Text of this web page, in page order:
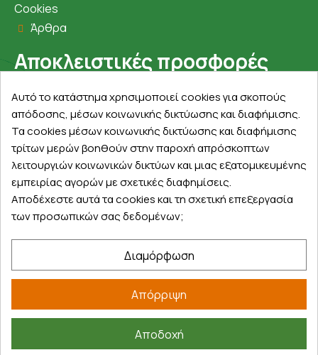
Cookies
Άρθρα
Αποκλειστικές προσφορές
Εγγραφείτε με το email σας για να ενημερώνεστε
πρώτοι για προσφορές, διαγωνισμούς, εκπτωτικούς
κωδικούς και μοναδικά δώρα!
Βρείτε μας στα social
©2026farmakeioexpress.gr
Αυτό το κατάστημα χρησιμοποιεί cookies για σκοπούς
απόδοσης, μέσων κοινωνικής δικτύωσης και διαφήμισης.
Τα cookies μέσων κοινωνικής δικτύωσης και διαφήμισης
τρίτων μερών βοηθούν στην παροχή απρόσκοπτων
λειτουργιών κοινωνικών δικτύων και μιας εξατομικευμένης
εμπειρίας αγορών με σχετικές διαφημίσεις.
Αποδέχεστε αυτά τα cookies και τη σχετική επεξεργασία
των προσωπικών σας δεδομένων;
Διαμόρφωση
Απόρριψη
Αποδοχή